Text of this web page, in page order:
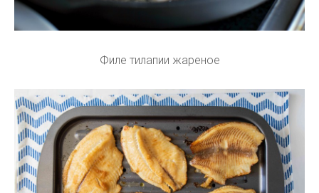
Филе тилапии жареное